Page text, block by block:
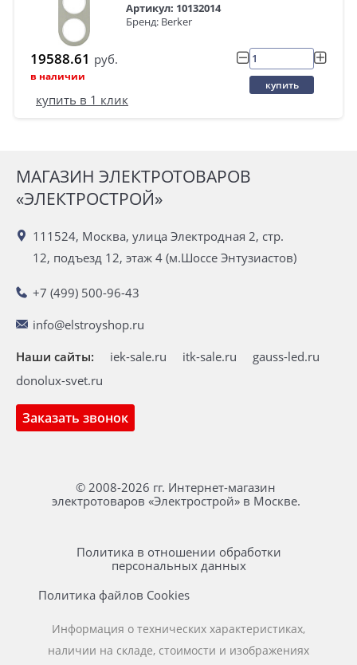
Артикул: 10132014
Бренд: Berker
19588.61 руб.
в наличии
купить
купить в 1 клик
МАГАЗИН ЭЛЕКТРОТОВАРОВ
«ЭЛЕКТРОСТРОЙ»
111524, Москва, улица Электродная 2, стр.
12, подъезд 12, этаж 4 (м.Шоссе Энтузиастов)
+7 (499) 500-96-43
info@elstroyshop.ru
Заказать звонок
Наши сайты: iek-sale.ru itk-sale.ru
gauss-led.ru
donolux-svet.ru
© 2008-2026 гг. Интернет-магазин
электротоваров «Электрострой» в Москве.
Политика в отношении обработки
персональных данных
Политика файлов Cookies
Информация о технических характеристиках,
наличии на складе, стоимости и изображениях